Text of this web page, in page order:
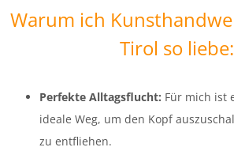
Warum ich
Tirol so liebe:
Perfekte Alltagsflucht: Für mich ist
ideale Weg, um den Kopf
zu entfliehen.